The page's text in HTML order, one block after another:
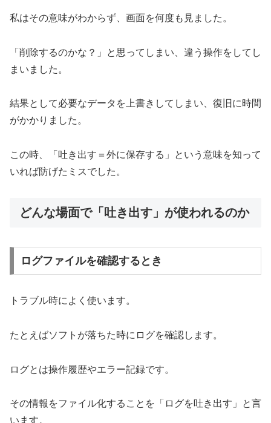
私はその意味がわからず、画面を何度も見ました。
「削除するのかな？」と思ってしまい、違う操作をしてし
まいました。
結果として必要なデータを上書きしてしまい、復旧に時間
がかかりました。
この時、「吐き出す＝外に保存する」という意味を知って
いれば防げたミスでした。
どんな場面で「吐き出す」が使われるのか
ログファイルを確認するとき
トラブル時によく使います。
たとえばソフトが落ちた時にログを確認します。
ログとは操作履歴やエラー記録です。
その情報をファイル化することを「ログを吐き出す」と言
います。